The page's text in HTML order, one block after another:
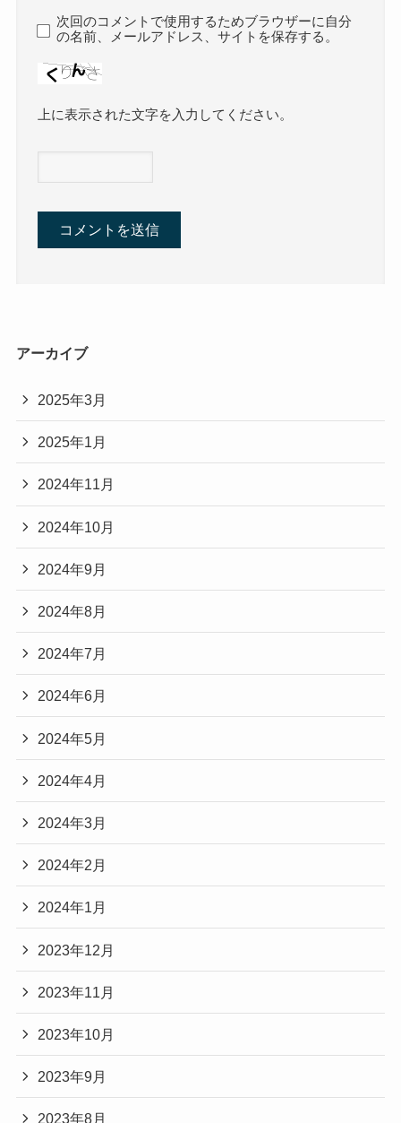
次回のコメントで使用するためブラウザーに自分
の名前、メールアドレス、サイトを保存する。
上に表示された文字を入力してください。
アーカイブ
2025年3月
2025年1月
2024年11月
2024年10月
2024年9月
2024年8月
2024年7月
2024年6月
2024年5月
2024年4月
2024年3月
2024年2月
2024年1月
2023年12月
2023年11月
2023年10月
2023年9月
2023年8月